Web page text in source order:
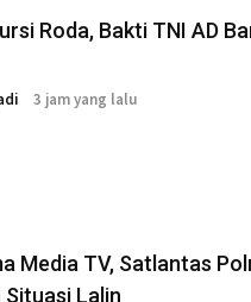
Roda, Bakti TNI AD
3 jam yang lalu
Media TV, Satlantas
Lalin